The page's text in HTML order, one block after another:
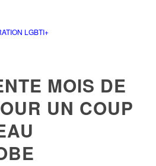
LGBTI+
MOIS DE
UN COUP